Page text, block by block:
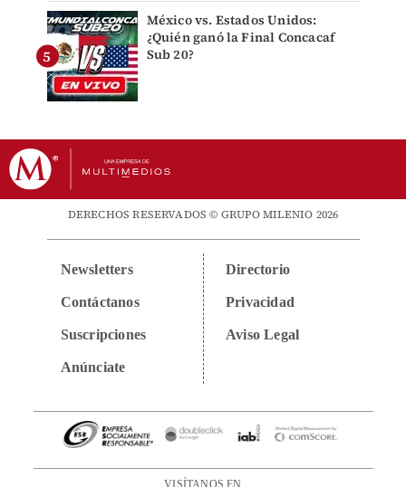
México vs. Estados Unidos:
¿Quién ganó la Final Concacaf
Sub 20?
DERECHOS RESERVADOS © GRUPO MILENIO 2026
Newsletters
Contáctanos
Suscripciones
Anúnciate
Directorio
Privacidad
Aviso Legal
VISÍTANOS EN